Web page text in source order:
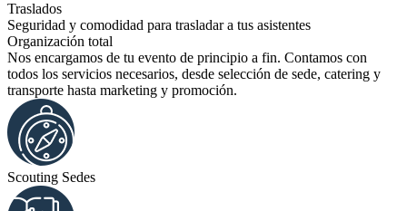
Traslados
Seguridad y comodidad para trasladar a tus asistentes
Organización total
Nos encargamos de tu evento de principio a fin. Contamos con
todos los servicios necesarios, desde selección de sede, catering y
transporte hasta marketing y promoción.
Scouting Sedes